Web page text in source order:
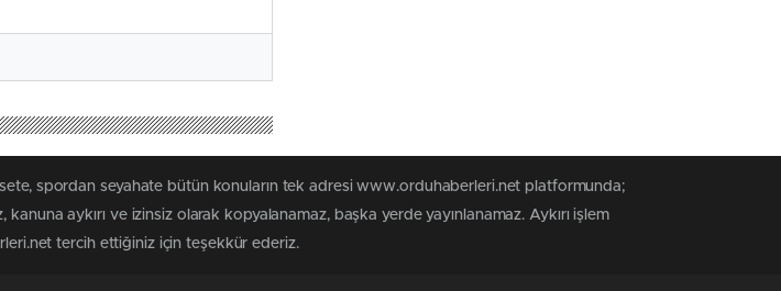
spordan seyahate bütün konuların tek adresi www.orduhaberleri.net platformunda;
aykırı ve izinsiz olarak kopyalanamaz, başka yerde yayınlanamaz. Aykırı işlem
tercih ettiğiniz için teşekkür ederiz.